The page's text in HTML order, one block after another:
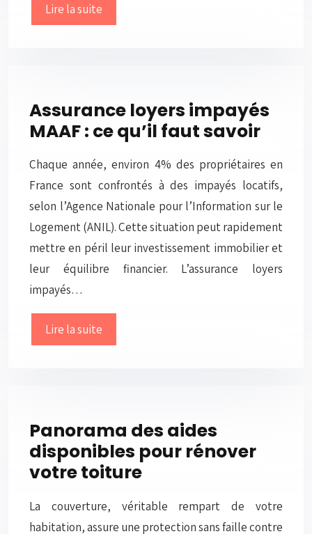
Lire la suite
Assurance loyers impayés
MAAF : ce qu’il faut savoir
Chaque année, environ 4% des propriétaires en
France sont confrontés à des impayés locatifs,
selon l’Agence Nationale pour l’Information sur le
Logement (ANIL). Cette situation peut rapidement
mettre en péril leur investissement immobilier et
leur équilibre financier. L’assurance loyers
impayés…
Lire la suite
Panorama des aides
disponibles pour rénover
votre toiture
La couverture, véritable rempart de votre
habitation, assure une protection sans faille contre